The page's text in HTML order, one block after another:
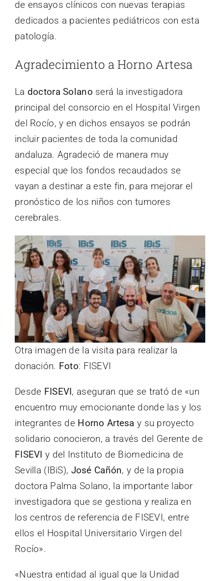
de ensayos clínicos con nuevas terapias
dedicados a pacientes pediátricos con esta
patología.
Agradecimiento a Horno Artesa
La doctora Solano será la investigadora
principal del consorcio en el Hospital Virgen
del Rocío, y en dichos ensayos se podrán
incluir pacientes de toda la comunidad
andaluza. Agradeció de manera muy
especial que los fondos recaudados se
vayan a destinar a este fin, para mejorar el
pronóstico de los niños con tumores
cerebrales.
Otra imagen de la visita para realizar la
donación. Foto: FISEVI
Desde FISEVI, aseguran que se trató de «un
encuentro muy emocionante donde las y los
integrantes de Horno Artesa y su proyecto
solidario conocieron, a través del Gerente de
FISEVI y del Instituto de Biomedicina de
Sevilla (IBiS), José Cañón, y de la propia
doctora Palma Solano, la importante labor
investigadora que se gestiona y realiza en
los centros de referencia de FISEVI, entre
ellos el Hospital Universitario Virgen del
Rocío».
«Nuestra entidad al igual que la Unidad